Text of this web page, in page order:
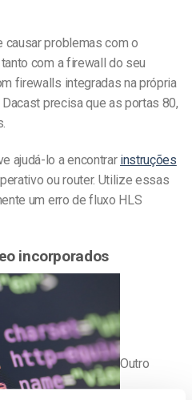
causar problemas com o
com a firewall do seu
firewalls integradas na própria
precisa que as portas 80,
ajudá-lo a encontrar instruções
ou router. Utilize essas
um erro de fluxo HLS
incorporados
Outro